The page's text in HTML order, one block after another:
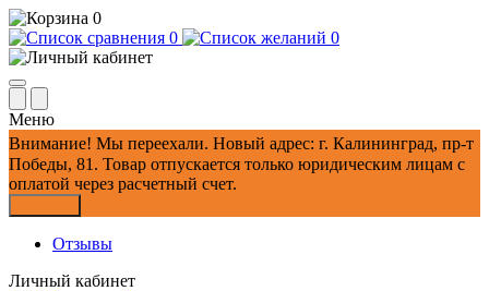
0
0
0
Меню
Внимание! Мы переехали. Новый адрес: г. Калининград, пр-т
Победы, 81. Товар отпускается только юридическим лицам с
оплатой через расчетный счет.
Отзывы
Личный кабинет